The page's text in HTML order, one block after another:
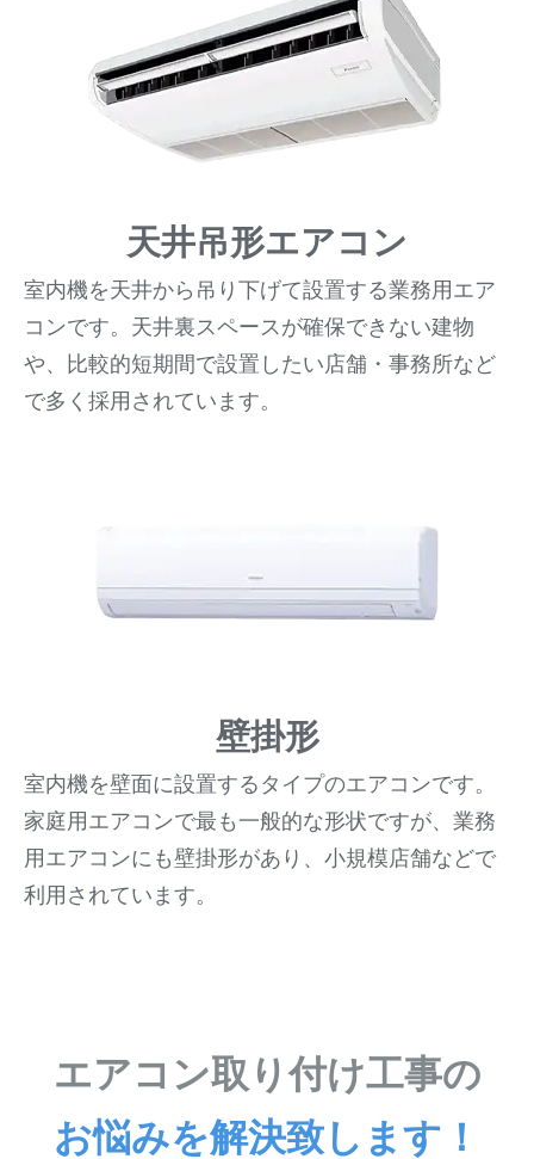
天井吊形エアコン
室内機を天井から吊り下げて設置する業務用エア
コンです。天井裏スペースが確保できない建物
や、比較的短期間で設置したい店舗・事務所など
で多く採用されています。
壁掛形
室内機を壁面に設置するタイプのエアコンです。
家庭用エアコンで最も一般的な形状ですが、業務
用エアコンにも壁掛形があり、小規模店舗などで
利用されています。
エアコン取り付け工事の
お悩みを解決致します！